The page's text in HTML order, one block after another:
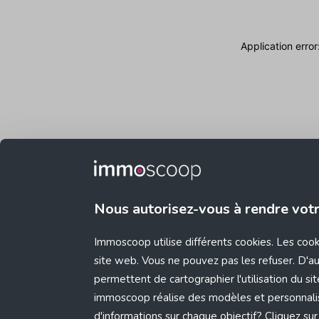
Nous autorisez-vous à rendre
Immoscoop utilise différents cookies. Les
site web. Vous ne pouvez pas les refuser.
permettent de cartographier l'utilisation du
immoscoop réalise des modèles et
d'informations sur chaque objectif? Cliquez
Application